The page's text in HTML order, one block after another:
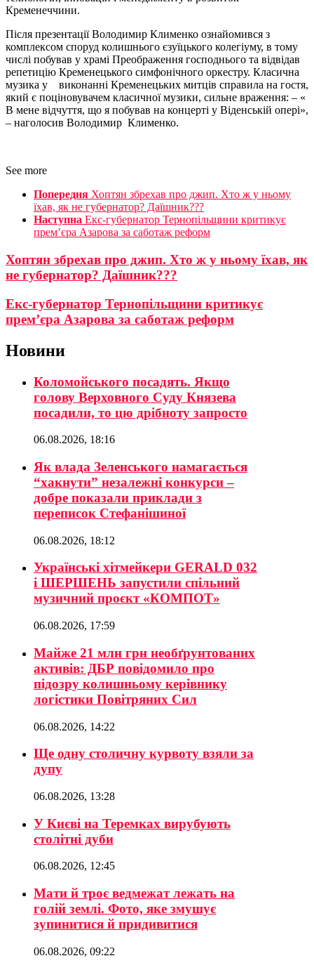
Кременеччини.
Після презентації Володимир Клименко ознайомився з
комплексом споруд колишнього єзуїцького колегіуму, в тому
числі побував у храмі Преображення господнього та відвідав
репетицію Кременецького симфонічного оркестру. Класична
музика у виконанні Кременецьких митців справила на гостя,
який є поціновувачем класичної музики, сильне враження: – «
В мене відчуття, що я побував на концерті у Віденській опері»,
– наголосив Володимир Клименко.
See more
Попередня Хоптян збрехав про джип. Хто ж у ньому
їхав, як не губернатор? Даїшник???
Наступна Екс-губернатор Тернопільщини критикує
прем’єра Азарова за саботаж реформ
Хоптян збрехав про джип. Хто ж у ньому їхав, як
не губернатор? Даїшник???
Екс-губернатор Тернопільщини критикує
прем’єра Азарова за саботаж реформ
Новини
Коломойського посадять. Якщо
голову Верховного Суду Князева
посадили, то цю дрібноту запросто
06.08.2026, 18:16
Як влада Зеленського намагається
“хакнути” незалежні конкурси –
добре показали приклади з
переписок Стефанішиної
06.08.2026, 18:12
Українські хітмейкери GERALD 032
і ШЕРШЕНЬ запустили спільний
музичний проєкт «КОМПОТ»
06.08.2026, 17:59
Майже 21 млн грн необґрунтованих
активів: ДБР повідомило про
підозру колишньому керівнику
логістики Повітряних Сил
06.08.2026, 14:22
Ще одну столичну курвоту взяли за
дупу
06.08.2026, 13:28
У Києві на Теремках вирубують
столітні дуби
06.08.2026, 12:45
Мати й троє ведмежат лежать на
голій землі. Фото, яке змушує
зупинитися й придивитися
06.08.2026, 09:22